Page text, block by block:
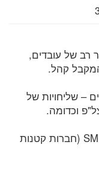
רב של עובדים,
קהל.
– שליחויות של
וכדומה.
בחברות SMB (חברות קטנות